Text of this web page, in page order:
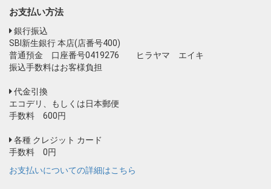
お支払い方法
銀行振込
SBI新生銀行 本店(店番号400)
普通預金 口座番号0419276 ヒラヤマ エイキ
振込手数料はお客様負担
代金引換
エコデリ、もしくは日本郵便
手数料 600円
各種 クレジット カード
手数料 0円
お支払いについての詳細はこちら